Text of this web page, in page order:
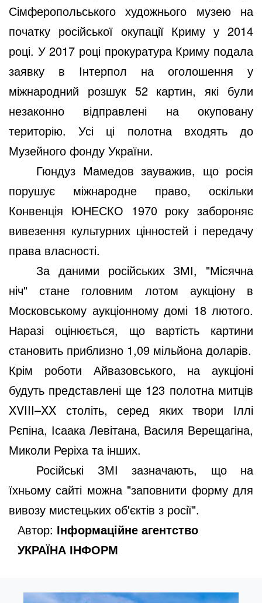
Сімферопольського художнього музею на
початку російської окупації Криму у 2014
році. У 2017 році прокуратура Криму подала
заявку в Інтерпол на оголошення у
міжнародний розшук 52 картин, які були
незаконно відправлені на окуповану
територію. Усі ці полотна входять до
Музейного фонду України.
Гюндуз Мамедов зауважив, що росія
порушує міжнародне право, оскільки
Конвенція ЮНЕСКО 1970 року забороняє
вивезення культурних цінностей і передачу
права власності.
За даними російських ЗМІ, "Місячна
ніч" стане головним лотом аукціону в
Московському аукціонному домі 18 лютого.
Наразі оцінюється, що вартість картини
становить приблизно 1,09 мільйона доларів.
Крім роботи Айвазовського, на аукціоні
будуть представлені ще 123 полотна митців
XVIII–XX століть, серед яких твори Іллі
Рєпіна, Ісаака Левітана, Василя Верещагіна,
Миколи Реріха та інших.
Російські ЗМІ зазначають, що на
їхньому сайті можна "заповнити форму для
вивозу мистецьких об'єктів з росії".
Автор: Інформаційне агентство
УКРАЇНА ІНФОРМ